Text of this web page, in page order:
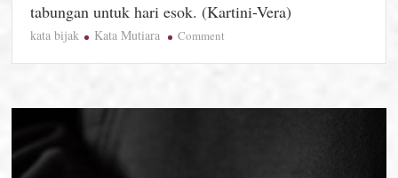
tabungan untuk hari esok. (Kartini-Vera)
kata bijak Kata Mutiara Comment